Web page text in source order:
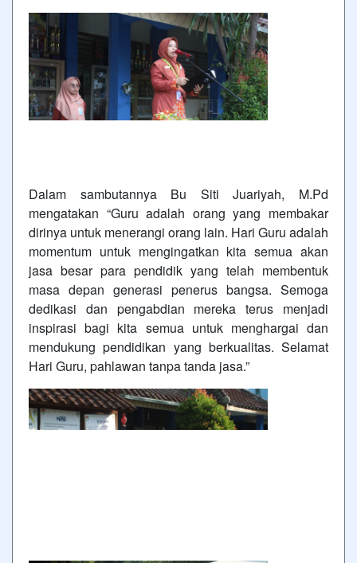
Dalam sambutannya Bu Siti Juariyah, M.Pd
mengatakan “Guru adalah orang yang membakar
dirinya untuk menerangi orang lain. Hari Guru adalah
momentum untuk mengingatkan kita semua akan
jasa besar para pendidik yang telah membentuk
masa depan generasi penerus bangsa. Semoga
dedikasi dan pengabdian mereka terus menjadi
inspirasi bagi kita semua untuk menghargai dan
mendukung pendidikan yang berkualitas. Selamat
Hari Guru, pahlawan tanpa tanda jasa.”